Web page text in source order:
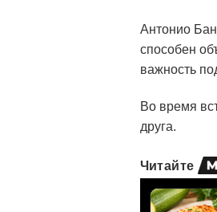
Антонио
способен
важность
Во время
друга.
Читайте